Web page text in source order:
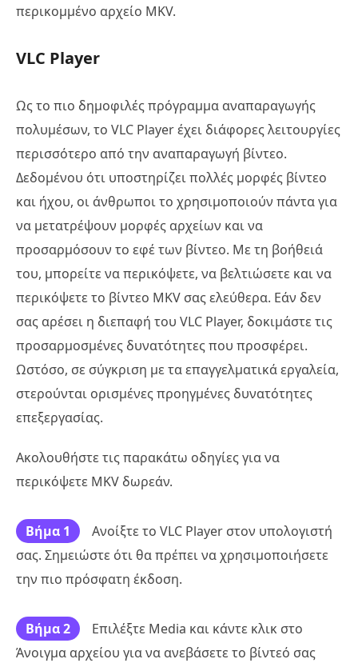
περικομμένο αρχείο MKV.
VLC Player
Ως το πιο δημοφιλές πρόγραμμα αναπαραγωγής
πολυμέσων, το VLC Player έχει διάφορες λειτουργίες
περισσότερο από την αναπαραγωγή βίντεο.
Δεδομένου ότι υποστηρίζει πολλές μορφές βίντεο
και ήχου, οι άνθρωποι το χρησιμοποιούν πάντα για
να μετατρέψουν μορφές αρχείων και να
προσαρμόσουν το εφέ των βίντεο. Με τη βοήθειά
του, μπορείτε να περικόψετε, να βελτιώσετε και να
περικόψετε το βίντεο MKV σας ελεύθερα. Εάν δεν
σας αρέσει η διεπαφή του VLC Player, δοκιμάστε τις
προσαρμοσμένες δυνατότητες που προσφέρει.
Ωστόσο, σε σύγκριση με τα επαγγελματικά εργαλεία,
στερούνται ορισμένες προηγμένες δυνατότητες
επεξεργασίας.
Ακολουθήστε τις παρακάτω οδηγίες για να
περικόψετε MKV δωρεάν.
Βήμα 1
Ανοίξτε το VLC Player στον υπολογιστή
σας. Σημειώστε ότι θα πρέπει να χρησιμοποιήσετε
την πιο πρόσφατη έκδοση.
Βήμα 2
Επιλέξτε Media και κάντε κλικ στο
Άνοιγμα αρχείου για να ανεβάσετε το βίντεό σας